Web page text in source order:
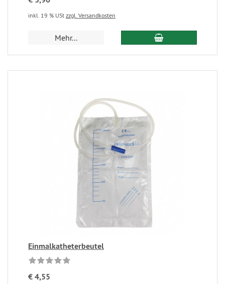
inkl. 19 % USt zzgl. Versandkosten
Mehr...
Einmalkatheterbeutel
€ 4,55